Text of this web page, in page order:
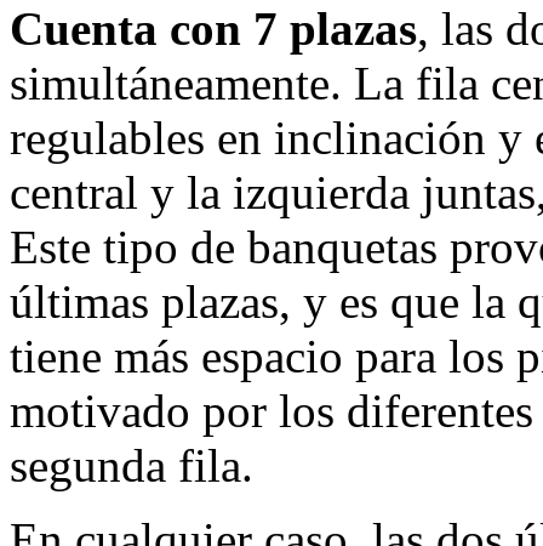
Cuenta con 7 plazas, las
simultáneamente. La fila
regulables en inclinación y
central y la izquierda
Este tipo de banquetas
últimas plazas, y es que la
tiene más espacio para los
motivado por los
segunda fila.